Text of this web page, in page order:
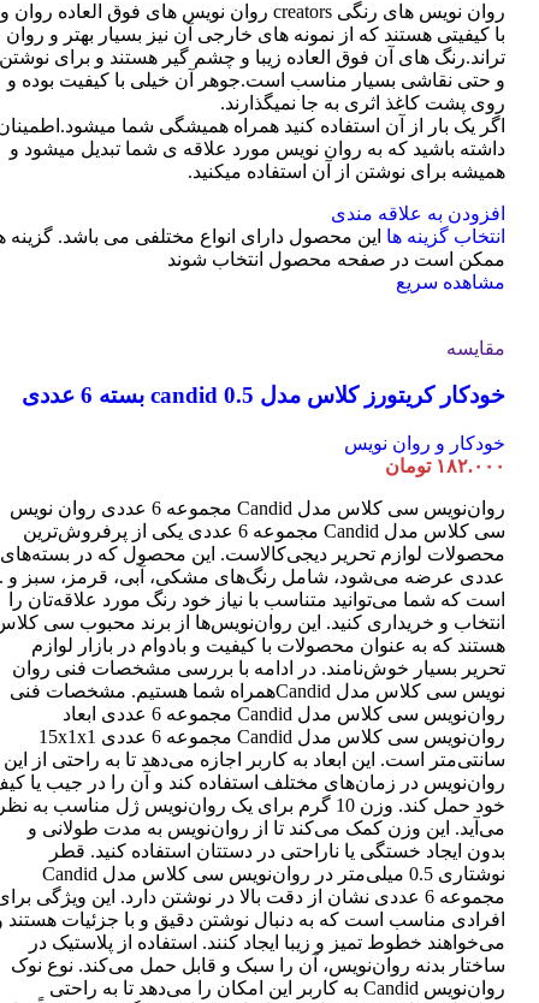
روان نویس های رنگی creators روان نویس های فوق العاده روان و
با کیفیتی هستند که از نمونه های خارجی آن نیز بسیار بهتر و روان
تراند.رنگ های آن فوق العاده زیبا و چشم گیر هستند و برای نوشتن
و حتی نقاشی بسیار مناسب است.جوهر آن خیلی با کیفیت بوده و
روی پشت کاغذ اثری به جا نمیگذارند.
اگر یک بار از آن استفاده کنید همراه همیشگی شما
داشته باشید که به روان نویس مورد علاقه ی شما تبدیل میشود و
همیشه برای نوشتن از آن استفاده میکنید.
افزودن به علاقه مندی
انتخاب گزینه ها این محصول دارای انواع مختلفی می باشد. گزینه
ممکن است در صفحه محصول انتخاب شوند
مشاهده سریع
مقایسه
خودکار کریتورز کلاس مدل candid 0.5 بسته 6 عددی
خودکار و روان نویس
۱۸۲.۰۰۰ تومان
روان‌نویس سی کلاس مدل Candid مجموعه 6 عددی روان نویس
سی کلاس مدل Candid مجموعه 6 عددی یکی از پرفروش‌ترین
عددی عرضه می‌شود، شامل رنگ‌های مشکی، آبی، قرمز، سبز و
است که شما می‌توانید متناسب با نیاز خود رنگ مورد علاقه‌تان را
انتخاب و خریداری کنید. این روان‌نویس‌ها از برند محبوب سی
هستند که به عنوان محصولات با کیفیت و بادوام در بازار لوازم
تحریر بسیار خوش‌نامند. در ادامه با بررسی مشخصات فنی روان
نویس سی کلاس مدل Candidهمراه شما هستیم. مشخصات فنی
روان‌نویس سی کلاس مدل Candid مجموعه 6 عددی ابعاد
روان‌نویس سی کلاس مدل Candid مجموعه 6 عددی 15x1x1
سانتی‌متر است. این ابعاد به کاربر اجازه می‌دهد تا به راحتی از این
روان‌نویس در زمان‌های مختلف استفاده کند و آن را در جیب یا
خود حمل کند. وزن 10 گرم برای یک روان‌نویس ژل مناسب به
می‌آید. این وزن کمک می‌کند تا از روان‌نویس به مدت طولانی و
بدون ایجاد خستگی یا ناراحتی در دستتان استفاده کنید. قطر
نوشتاری 0.5 میلی‌متر در روان‌نویس سی کلاس مدل Candid
مجموعه 6 عددی نشان از دقت بالا در نوشتن دارد. این ویژگی
افرادی مناسب است که به دنبال نوشتن دقیق و با جزئیات هستند
می‌خواهند خطوط تمیز و زیبا ایجاد کنند. استفاده از پلاستیک در
ساختار بدنه روان‌نویس، آن را سبک و قابل حمل می‌کند. نوع نوک
روان‌نویس Candid به کاربر این امکان را می‌دهد تا به راحتی